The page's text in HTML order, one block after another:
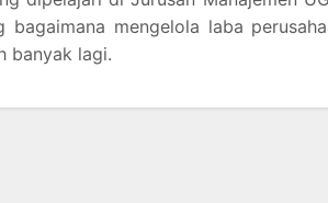
mengelola laba
banyak lagi.